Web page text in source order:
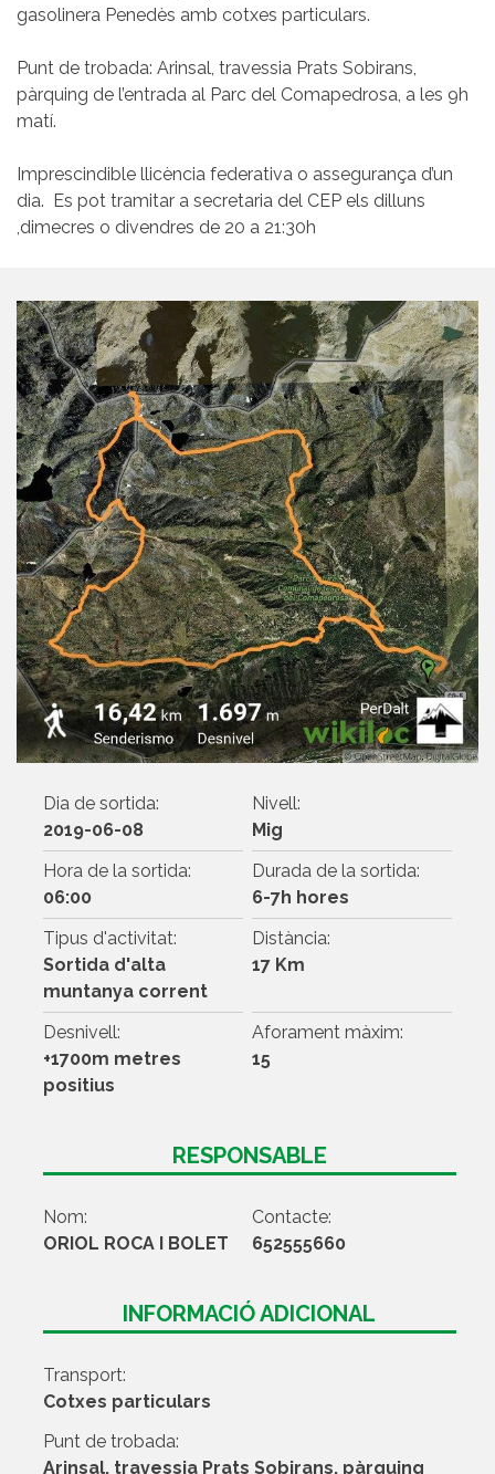
gasolinera Penedès amb cotxes particulars.
Punt de trobada: Arinsal, travessia Prats Sobirans,
pàrquing de l’entrada al Parc del Comapedrosa, a les 9h
matí.
Imprescindible llicència federativa o assegurança d’un
dia. Es pot tramitar a secretaria del CEP els dilluns
,dimecres o divendres de 20 a 21:30h
Dia de sortida:
2019-06-08
Nivell:
Mig
Hora de la sortida:
06:00
Durada de la sortida:
6-7h hores
Tipus d'activitat:
Sortida d'alta
muntanya corrent
Distància:
17 Km
Desnivell:
+1700m metres
positius
Aforament màxim:
15
RESPONSABLE
Nom:
ORIOL ROCA I BOLET
Contacte:
652555660
INFORMACIÓ ADICIONAL
Transport:
Cotxes particulars
Punt de trobada:
Arinsal, travessia Prats Sobirans, pàrquing